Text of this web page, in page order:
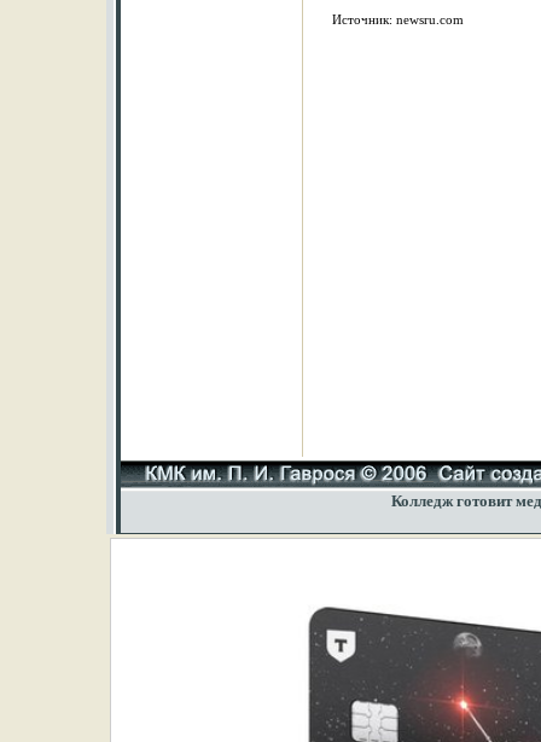
Источник: newsru.com
Колледж готовит